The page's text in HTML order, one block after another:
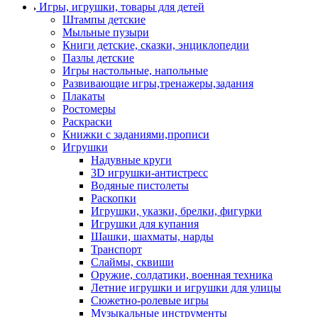
Игры, игрушки, товары для детей
Штампы детские
Мыльные пузыри
Книги детские, сказки, энциклопедии
Пазлы детские
Игры настольные, напольные
Развивающие игры,тренажеры,задания
Плакаты
Ростомеры
Раскраски
Книжки с заданиями,прописи
Игрушки
Надувные круги
3D игрушки-антистресс
Водяные пистолеты
Раскопки
Игрушки, указки, брелки, фигурки
Игрушки для купания
Шашки, шахматы, нарды
Транспорт
Слаймы, сквиши
Оружие, солдатики, военная техника
Летние игрушки и игрушки для улицы
Сюжетно-ролевые игры
Музыкальные инструменты